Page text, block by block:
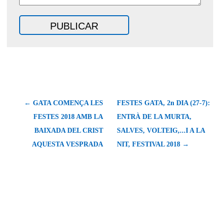
← GATA COMENÇA LES
FESTES 2018 AMB LA
BAIXADA DEL CRIST
AQUESTA VESPRADA
FESTES GATA, 2n DIA (27-7):
ENTRÀ DE LA MURTA,
SALVES, VOLTEIG,...I A LA
NIT, FESTIVAL 2018 →